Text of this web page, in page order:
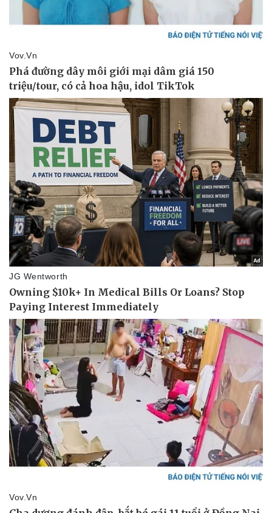
Pháp luật
Vụ án
Tin nóng
Tư vấn luật
Quân sự - Quốc phòng
Việt Nam
Phân tích